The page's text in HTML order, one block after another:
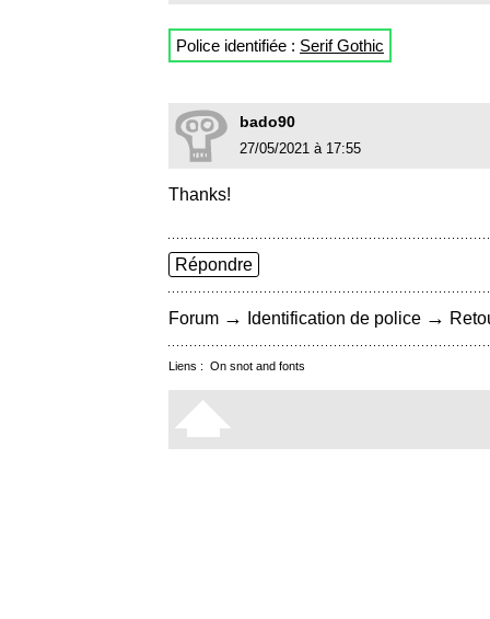
Police identifiée : Serif Gothic
bado90
27/05/2021 à 17:55
Thanks!
Répondre
Forum → Identification de police →
Liens : On snot and fonts